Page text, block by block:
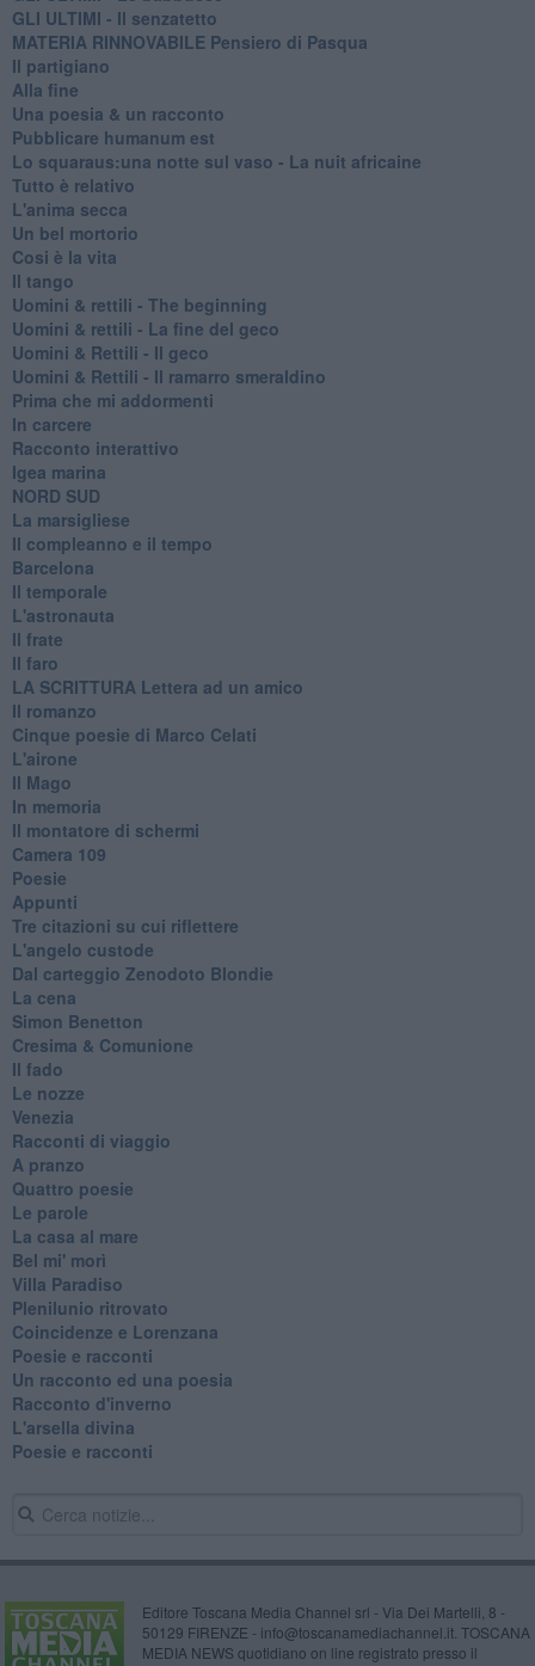
GLI ULTIMI - Il senzatetto
MATERIA RINNOVABILE Pensiero di Pasqua
Il partigiano
Alla fine
Una poesia & un racconto
Pubblicare humanum est
Lo squaraus:una notte sul vaso - La nuit africaine
Tutto è relativo
L'anima secca
Un bel mortorio
Cosi è la vita
Il tango
​Uomini & rettili - The beginning
​Uomini & rettili - La fine del geco
Uomini & Rettili - Il geco
Uomini & Rettili - Il ramarro smeraldino
Prima che mi addormenti
In carcere
Racconto interattivo
Igea marina
​NORD SUD
La marsigliese
Il compleanno e il tempo
Barcelona
Il temporale
L'astronauta
Il frate
Il faro
​LA SCRITTURA Lettera ad un amico
Il romanzo
Cinque poesie di Marco Celati
L'airone
Il Mago
In memoria
Il montatore di schermi
Camera 109
Poesie
Appunti
Tre citazioni su cui riflettere
L'angelo custode
Dal carteggio Zenodoto Blondie
La cena
Simon Benetton
Cresima & Comunione
Il fado
Le nozze
Venezia
Racconti di viaggio
A pranzo
Quattro poesie
Le parole
La casa al mare
Bel mi' morì
Villa Paradiso
Plenilunio ritrovato
Coincidenze e Lorenzana
Poesie e racconti
Un racconto ed una poesia
Racconto d'inverno
​L'arsella divina
Poesie e racconti
Editore Toscana Media Channel srl - Via Dei Martelli, 8 -
50129 FIRENZE - info@toscanamediachannel.it. TOSCANA
MEDIA NEWS quotidiano on line registrato presso il